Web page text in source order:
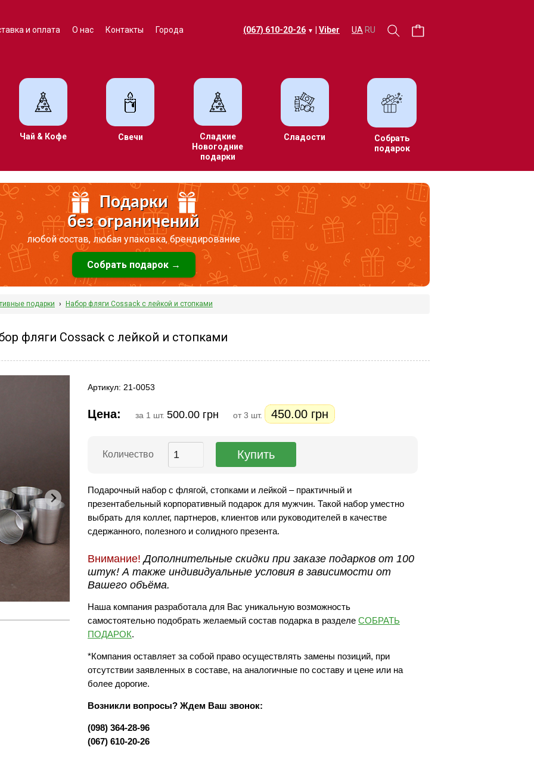
и оплата О нас Контакты Города (067) 610-20-26 ▼ Viber UA RU
Чай & Кофе Свечи
Сладкие
Новогодние
подарки
Сладости
Собрать
подарок
Подарки
без ограничений
любой состав, любая упаковка, брендирование
Собрать подарок →
подарки › Набор фляги Cossack с лейкой и стопками
фляги Cossack с лейкой и стопками
Артикул: 21-0053
Цена: за 1 шт. 500.00 грн от 3 шт. 450.00 грн
Количество
Подарочный набор с флягой, стопками и лейкой – практичный и
презентабельный корпоративный подарок для мужчин. Такой набор уместно
выбрать для коллег, партнеров, клиентов или руководителей в качестве
сдержанного, полезного и солидного презента.
Внимание! Дополнительные скидки при заказе подарков от 100
штук! А также индивидуальные условия в зависимости от
Вашего объёма.
Наша компания разработала для Вас уникальную возможность
самостоятельно подобрать желаемый состав подарка в разделе СОБРАТЬ
ПОДАРОК.
*Компания оставляет за собой право осуществлять замены позиций, при
отсутствии заявленных в составе, на аналогичные по составу и цене или на
более дорогие.
Возникли вопросы? Ждем Ваш звонок:
(098) 364-28-96
(067) 610-20-26